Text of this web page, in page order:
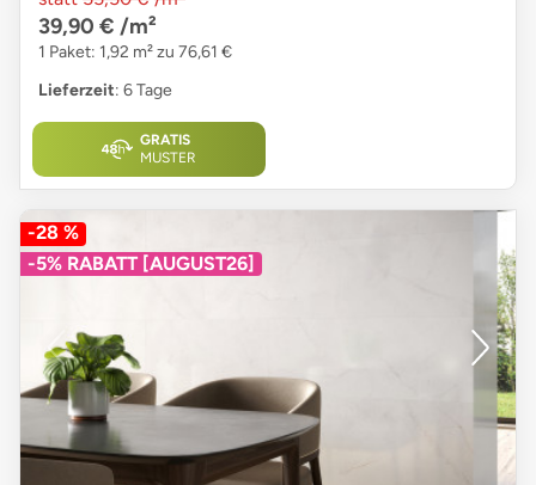
39,90 € /m²
1 Paket: 1,92 m² zu 76,61 €
Lieferzeit: 6 Tage
GRATIS
MUSTER
-28 %
-5% RABATT [AUGUST26]